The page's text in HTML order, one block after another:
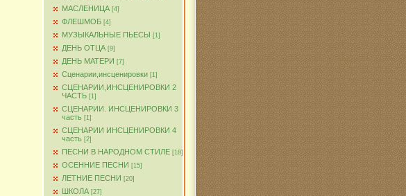
МАСЛЕНИЦА [4]
ФЛЕШМОБ [4]
МУЗЫКАЛЬНЫЕ ПЬЕСЫ [1]
ДЕНЬ ОТЦА [9]
ДЕНЬ МАТЕРИ [7]
Сценарии,инсценировки [1]
СЦЕНАРИИ,ИНСЦЕНИРОВКИ 2
ЧАСТЬ [1]
СЦЕНАРИИ. ИНСЦЕНИРОВКИ 3
часть [1]
СЦЕНАРИИ ИНСЦЕНИРОВКИ 4
часть [2]
ПЕСНИ В НАРОДНОМ СТИЛЕ [18]
ОСЕННИЕ ПЕСНИ [15]
ЛЕТНИЕ ПЕСНИ [20]
ШКОЛА [27]